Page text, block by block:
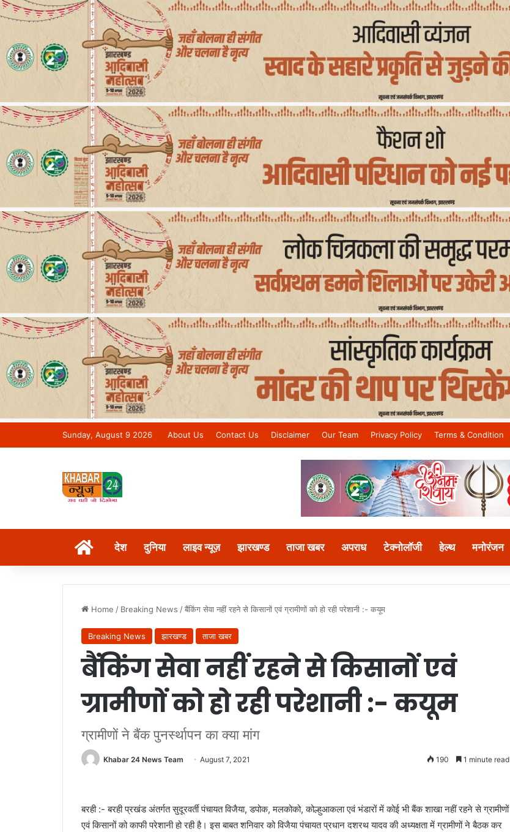
Sunday, August 9 2026 About Us Contact Us Disclaimer Our Team Privacy Policy Terms & Condition
Khabar 24 News Tv | Bihar/Jharkhand No.1 News Channel
देश दुनिया लाइव न्यूज़ झारखण्ड ताजा खबर अपराध टेक्नोलॉजी हेल्थ मनोरंजन
Home / Breaking News /बैंकिंग सेवा नहीं रहने से किसानों एवं ग्रामीणों को हो रही परेशानी :- कयूम
Breaking News झारखण्ड ताजा खबर
बैंकिंग सेवा नहीं रहने से किसानों एवं
ग्रामीणों को हो रही परेशानी :- कयूम
ग्रामीणों ने बैंक पुनर्स्थापन का क्या मांग
Khabar 24 News Team August 7, 2021 190 1 minute read
बरही :- बरही प्रखंड अंतर्गत सुदूरवर्ती पंचायत विजैया, डपोक, मलकोको, कोल्हुआकला एवं भंडारों में कोई भी बैंक शाखा नहीं रहने से ग्रामीणों
एवं किसानों को काफी परेशानी हो रही है। इस बाबत शनिवार को विजैया पंचायत प्रधान दशरथ यादव की अध्यक्षता में ग्रामीणों ने बैठक कर